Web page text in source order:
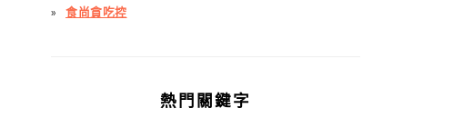
食尚貪吃控
熱門關鍵字